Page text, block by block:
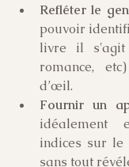
Refléter le
pouvoir
livre il s'agit
romance,
d’œil.
Fournir un
idéalement
indices sur le
sans tout